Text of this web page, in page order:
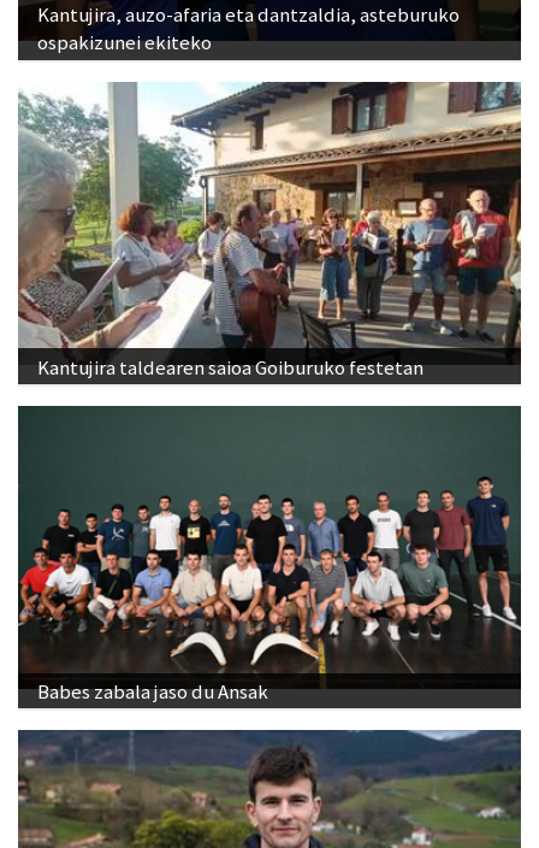
Kantujira, auzo-afaria eta dantzaldia, asteburuko
ospakizunei ekiteko
Kantujira taldearen saioa Goiburuko festetan
Babes zabala jaso du Ansak